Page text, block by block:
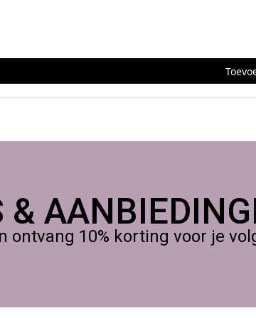
&
ontvang 10% korting voor je